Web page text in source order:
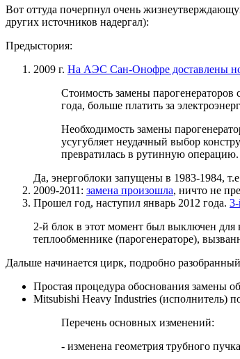
Вот оттуда почерпнул очень
других источников надергал):
Предыстория:
2009 г. На АЭС Сан-Онофре доставлены
Стоимость замены парогенераторов
года, больше платить за
Необходимость замены
усугубляет неудачный выбор
превратилась в рутинную операцию.
Да, энергоблоки запущены в 1983-1984,
2009-2011: замена произошла, ничто не
Прошел год, наступил январь 2012 года.
2-й блок в этот момент был выключен для
теплообменнике (парогенераторе),
Дальше начинается цирк, подробно разобранный
Простая процедура обоснования замены
Mitsubishi Heavy Industries (исполнитель)
Перечень основных изменений:
- изменена геометрия трубного